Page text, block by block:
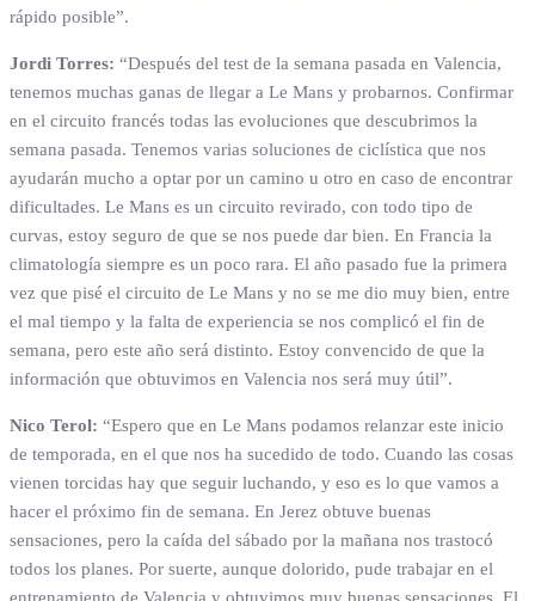
rápido posible”.
Jordi Torres: “Después del test de la semana pasada en Valencia,
tenemos muchas ganas de llegar a Le Mans y probarnos. Confirmar
en el circuito francés todas las evoluciones que descubrimos la
semana pasada. Tenemos varias soluciones de ciclística que nos
ayudarán mucho a optar por un camino u otro en caso de encontrar
dificultades. Le Mans es un circuito revirado, con todo tipo de
curvas, estoy seguro de que se nos puede dar bien. En Francia la
climatología siempre es un poco rara. El año pasado fue la primera
vez que pisé el circuito de Le Mans y no se me dio muy bien, entre
el mal tiempo y la falta de experiencia se nos complicó el fin de
semana, pero este año será distinto. Estoy convencido de que la
información que obtuvimos en Valencia nos será muy útil”.
Nico Terol: “Espero que en Le Mans podamos relanzar este inicio
de temporada, en el que nos ha sucedido de todo. Cuando las cosas
vienen torcidas hay que seguir luchando, y eso es lo que vamos a
hacer el próximo fin de semana. En Jerez obtuve buenas
sensaciones, pero la caída del sábado por la mañana nos trastocó
todos los planes. Por suerte, aunque dolorido, pude trabajar en el